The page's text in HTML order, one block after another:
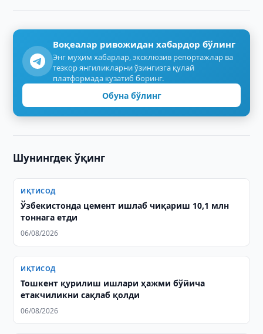
Воқеалар ривожидан хабардор бўлинг
Энг муҳим хабарлар, эксклюзив репортажлар ва
тезкор янгиликларни ўзингизга қулай
платформада кузатиб боринг.
Обуна бўлинг
Шунингдек ўқинг
ИҚТИСОД
Ўзбекистонда цемент ишлаб чиқариш 10,1 млн
тоннага етди
06/08/2026
ИҚТИСОД
Тошкент қурилиш ишлари ҳажми бўйича
етакчиликни сақлаб қолди
06/08/2026